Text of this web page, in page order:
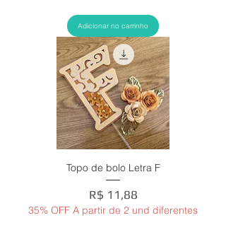
Adicionar no carrinho
Topo de bolo Letra F
Preço
R$ 11,88
35% OFF A partir de 2 und diferentes